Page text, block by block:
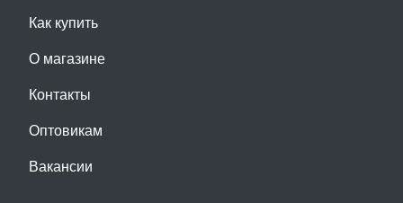
Как купить
О магазине
Контакты
Оптовикам
Вакансии